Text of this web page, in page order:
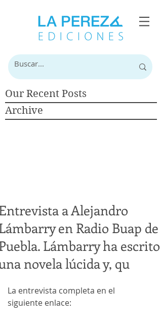
Our Recent Posts
Archive
a Alejandro
en Radio Buap de
Lámbarry ha escrito
novela lúcida y, qu
La entrevista completa en el
siguiente enlace: